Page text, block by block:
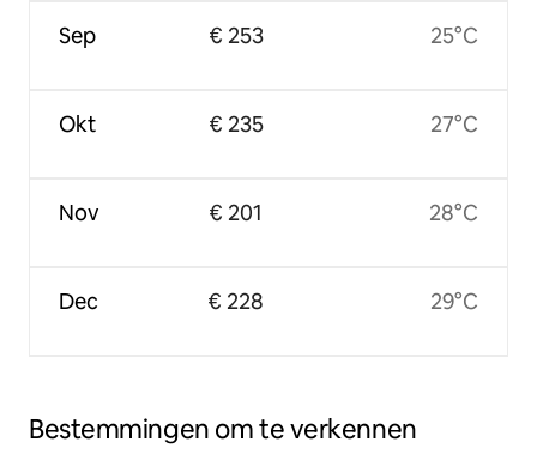
Sep
Okt
Nov
Dec
€ 253
€ 235
€ 201
€ 228
25°C
27°C
28°C
29°C
Bestemmingen om te verkennen